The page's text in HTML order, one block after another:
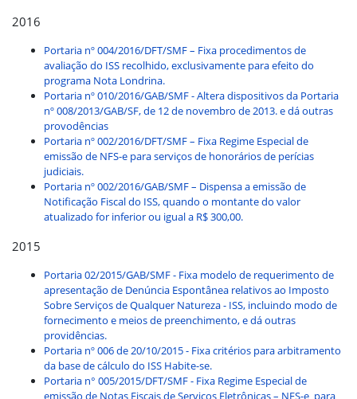
2016
Portaria nº 004/2016/DFT/SMF – Fixa procedimentos de
avaliação do ISS recolhido, exclusivamente para efeito do
programa Nota Londrina.
Portaria nº 010/2016/GAB/SMF - Altera dispositivos da Portaria
nº 008/2013/GAB/SF, de 12 de novembro de 2013. e dá outras
provodências
Portaria nº 002/2016/DFT/SMF – Fixa Regime Especial de
emissão de NFS-e para serviços de honorários de perícias
judiciais.
Portaria nº 002/2016/GAB/SMF – Dispensa a emissão de
Notificação Fiscal do ISS, quando o montante do valor
atualizado for inferior ou igual a R$ 300,00.
2015
Portaria 02/2015/GAB/SMF - Fixa modelo de requerimento de
apresentação de Denúncia Espontânea relativos ao Imposto
Sobre Serviços de Qualquer Natureza - ISS, incluindo modo de
fornecimento e meios de preenchimento, e dá outras
providências.
Portaria nº 006 de 20/10/2015 - Fixa critérios para arbitramento
da base de cálculo do ISS Habite-se.
Portaria n° 005/2015/DFT/SMF - Fixa Regime Especial de
emissão de Notas Fiscais de Serviços Eletrônicas – NFS-e para